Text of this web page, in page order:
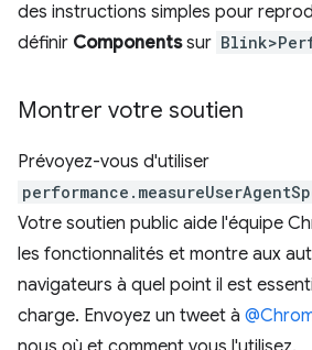
des instructions simples pour
définir Componentssur
Montrer votre soutien
Prévoyez-vous d'utiliser
Votre soutien public aide l'équipe
les fonctionnalités et montre aux
navigateurs à quel point il est
charge. Envoyez un tweet à